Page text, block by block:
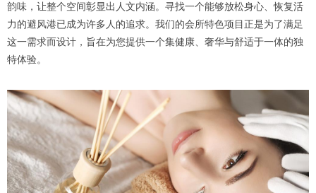
韵味，让整个空间彰显出人文内涵。寻找一个能够放松身心、恢复活
力的避风港已成为许多人的追求。我们的会所特色项目正是为了满足
这一需求而设计，旨在为您提供一个集健康、奢华与舒适于一体的独
特体验。